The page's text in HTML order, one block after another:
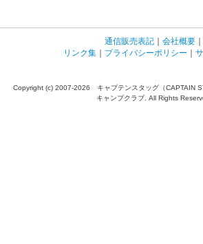
通信販売表記 ｜ 会社概要 ｜
リンク集 ｜ プライバシーポリシー ｜
Copyright (c) 2007-2026 キャプテンスタッグ（CAPTAIN
キャンプクラブ. All Rights